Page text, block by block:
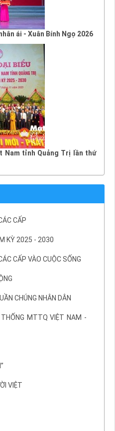
ái - Xuân Bính Ngọ 2026
Nam tỉnh Quảng Trị lần thứ
CẤP
KỲ 2025 - 2030
CẤP VÀO CUỘC SỐNG
CHÚNG NHÂN DÂN
MTTQ VIỆT NAM -
VIỆT